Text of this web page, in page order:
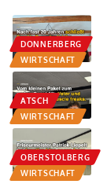
DONNERBERG
WIRTSCHAFT
ATSCH
WIRTSCHAFT
OBERSTOLBERG
WIRTSCHAFT